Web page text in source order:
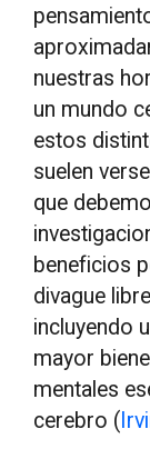
nuestras
un mundo
estos
suelen
que
beneficios
divague
incluyendo
mayor
mentales
cerebro (